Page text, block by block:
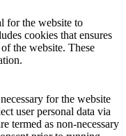
for the website to
cookies that ensures
the website. These
for the website
user personal data via
termed as non-necessary